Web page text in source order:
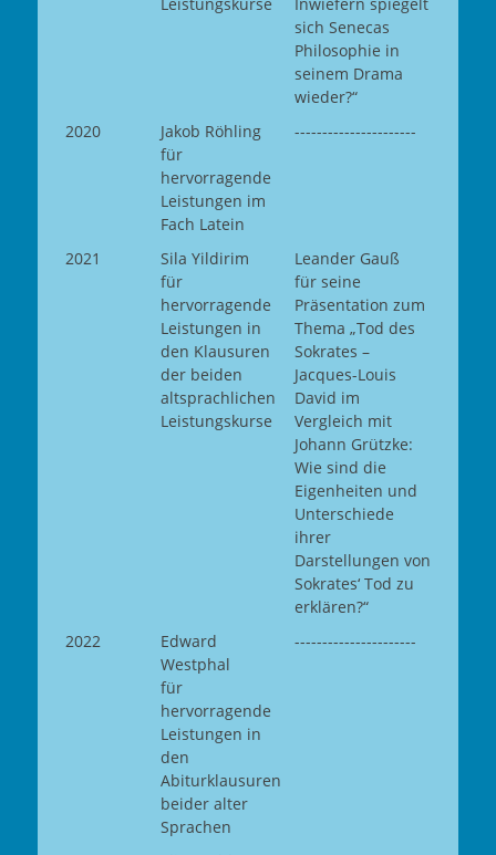
sich Senecas
Philosophie in
seinem Drama
wieder?“
2020
Jakob Röhling
für
hervorragende
Leistungen im
Fach Latein
----------------------
2021
Sila Yildirim
für
hervorragende
Leistungen in
den Klausuren
der beiden
altsprachlichen
Leistungskurse
Leander Gauß
für seine
Präsentation zum
Thema „Tod des
Sokrates –
Jacques-Louis
David im
Vergleich mit
Johann Grützke:
Wie sind die
Eigenheiten und
Unterschiede
ihrer
Darstellungen von
Sokrates‘ Tod zu
erklären?“
2022
Edward
Westphal
für
hervorragende
Leistungen in
den
Abiturklausuren
beider alter
Sprachen
----------------------